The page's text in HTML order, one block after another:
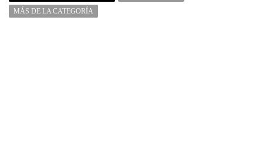
MÁS DE LA CATEGORÍA